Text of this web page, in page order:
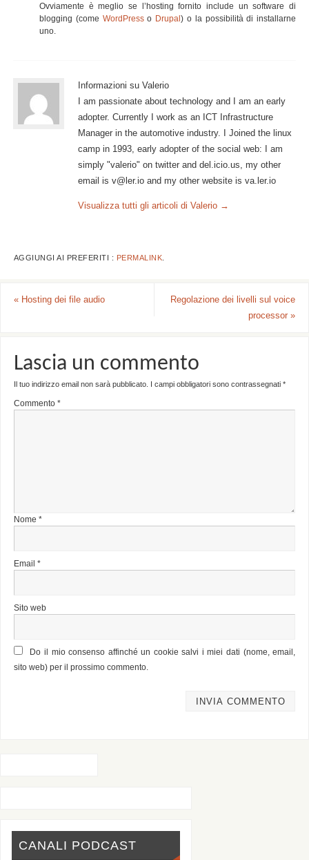
Ovviamente è meglio se l’hosting fornito include un software di
blogging (come WordPresso Drupal) o la possibilità di installarne
uno.
Informazioni su Valerio
I am passionate about technology and I am an early
adopter. Currently I work as an ICT Infrastructure
Manager in the automotive industry. I Joined the linux
camp in 1993, early adopter of the social web: I am
simply "valerio" on twitter and del.icio.us, my other
email is v@ler.io and my other website is va.ler.io
Visualizza tutti gli articoli di Valerio →
AGGIUNGI AI PREFERITI : PERMALINK
«Hosting dei file audio
Regolazione dei livelli sul voice
processor»
Lascia un commento
Il tuo indirizzo email non sarà pubblicato. I campi obbligatori sono contrassegnati *
Commento *
Nome *
Email *
Sito web
Do il mio consenso affinché un cookie salvi i miei dati (nome, email,
sito web) per il prossimo commento.
CANALI PODCAST